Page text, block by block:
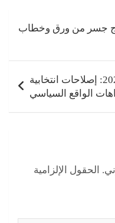
جسر من ورق وخطاب
المغرب على أعتاب انتخابات 2026: إصلاحات انتخابية
الواقع السياسي
الحقول الإلزامية